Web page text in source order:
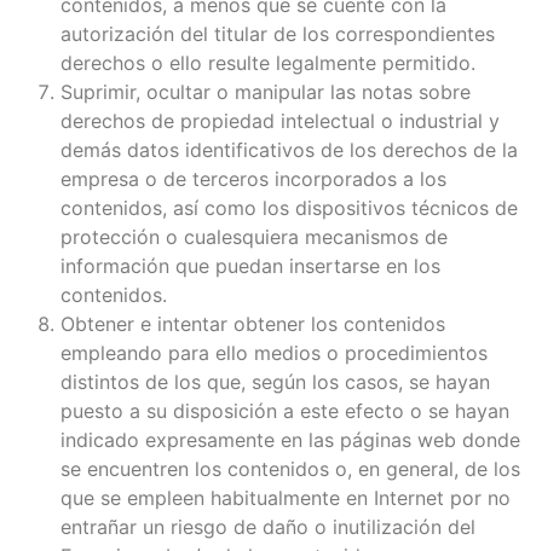
contenidos, a menos que se cuente con la
autorización del titular de los correspondientes
derechos o ello resulte legalmente permitido.
Suprimir, ocultar o manipular las notas sobre
derechos de propiedad intelectual o industrial y
demás datos identificativos de los derechos de la
empresa o de terceros incorporados a los
contenidos, así como los dispositivos técnicos de
protección o cualesquiera mecanismos de
información que puedan insertarse en los
contenidos.
Obtener e intentar obtener los contenidos
empleando para ello medios o procedimientos
distintos de los que, según los casos, se hayan
puesto a su disposición a este efecto o se hayan
indicado expresamente en las páginas web donde
se encuentren los contenidos o, en general, de los
que se empleen habitualmente en Internet por no
entrañar un riesgo de daño o inutilización del